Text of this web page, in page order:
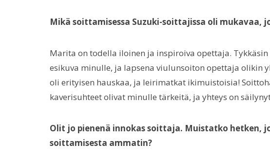
Mikä soittamisessa Suzuki-soittajissa oli mukavaa,
Marita on todella iloinen ja inspiroiva opettaja. Tykkäsin
esikuva minulle, ja lapsena viulunsoiton opettaja olikin
oli erityisen hauskaa, ja leirimatkat ikimuistoisia!
kaverisuhteet olivat minulle tärkeitä, ja yhteys on
Olit jo pienenä innokas soittaja. Muistatko hetken,
soittamisesta ammatin?